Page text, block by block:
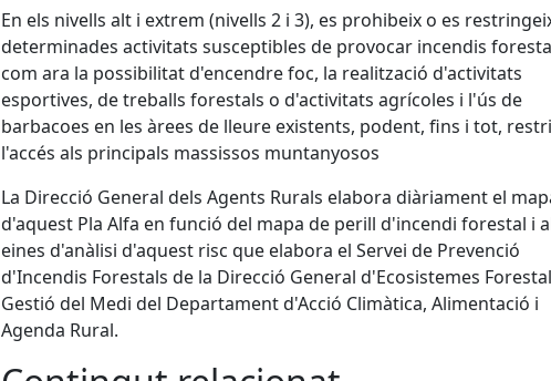
En els nivells alt i extrem (nivells 2 i 3), es prohibeix o es
determinades activitats susceptibles de provocar incendis
com ara la possibilitat d'encendre foc, la realització d'activitats
esportives, de treballs forestals o d'activitats agrícoles i l'ús de
barbacoes en les àrees de lleure existents, podent, fins i tot,
l'accés als principals massissos muntanyosos
La Direcció General dels Agents Rurals elabora diàriament el
d'aquest Pla Alfa en funció del mapa de perill d'incendi forestal i
eines d'anàlisi d'aquest risc que elabora el Servei de Prevenció
d'Incendis Forestals de la Direcció General d'Ecosistemes
Gestió del Medi del Departament d'Acció Climàtica, Alimentació i
Agenda Rural.